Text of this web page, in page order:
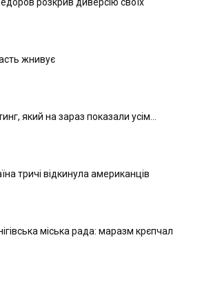
жнивує
який на зараз показали усім...
тричі відкинула американців
міська рада: маразм крєпчал